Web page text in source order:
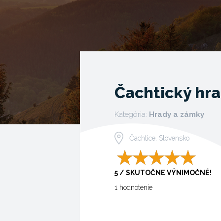
Čachtický
Kategória: Hrady a zámky
Čachtice, Slovensko
5 / SKUTOČNE VÝNIMOČNÉ!
1 hodnotenie